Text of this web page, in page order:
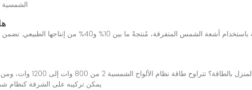
يمكن تركيبه على الشرفة كنظام